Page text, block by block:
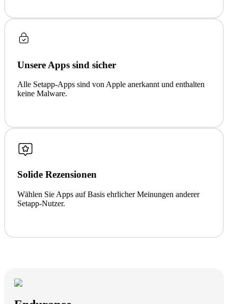
Unsere Apps sind sicher
Alle Setapp-Apps sind von Apple anerkannt und enthalten
keine Malware.
Solide Rezensionen
Wählen Sie Apps auf Basis ehrlicher Meinungen anderer
Setapp-Nutzer.